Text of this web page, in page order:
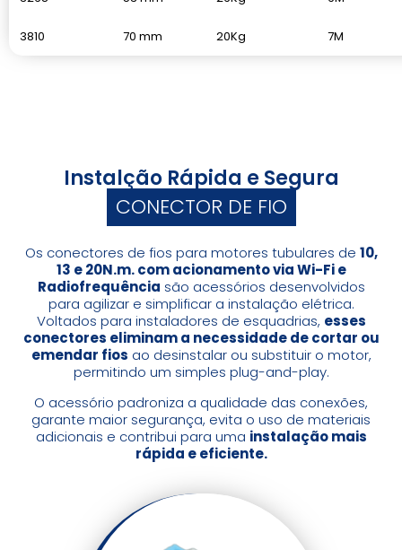
3810 70 mm 20Kg 7M
Instalção Rápida e Segura
CONECTOR DE FIO
Os conectores de fios para motores tubulares de 10,
13 e 20N.m. com acionamento via Wi-Fi e
Radiofrequência são acessórios desenvolvidos
para agilizar e simplificar a instalação elétrica.
Voltados para instaladores de esquadrias, esses
conectores eliminam a necessidade de cortar ou
emendar fios ao desinstalar ou substituir o motor,
permitindo um simples plug-and-play.
O acessório padroniza a qualidade das conexões,
garante maior segurança, evita o uso de materiais
adicionais e contribui para uma instalação mais
rápida e eficiente.